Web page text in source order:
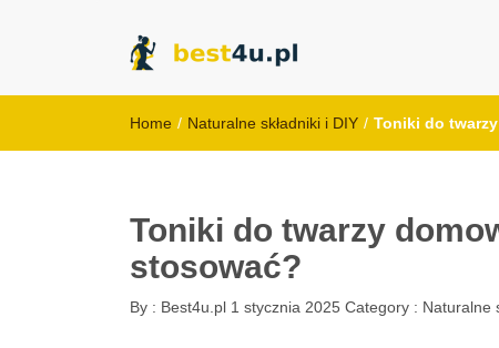
Home / Naturalne składniki i DIY / Toniki do
Toniki do twarzy
stosować?
By : Best4u.pl 1 stycznia 2025 Category : Naturalne